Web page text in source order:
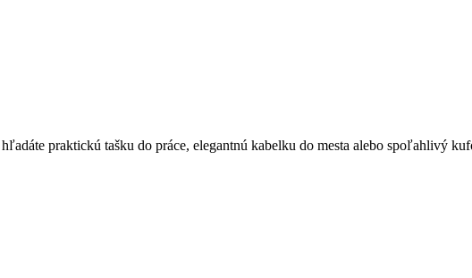
praktickú tašku do práce, elegantnú kabelku do mesta alebo spoľahlivý